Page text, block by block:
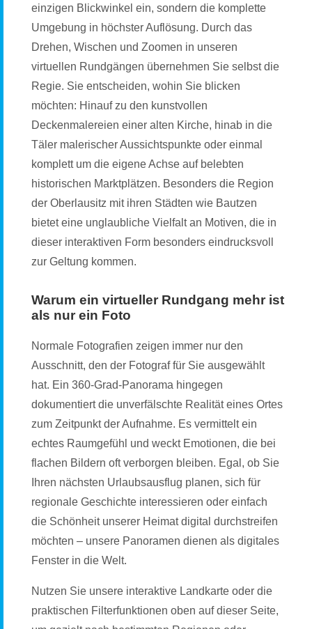
einzigen Blickwinkel ein, sondern die komplette
Umgebung in höchster Auflösung. Durch das
Drehen, Wischen und Zoomen in unseren
virtuellen Rundgängen übernehmen Sie selbst die
Regie. Sie entscheiden, wohin Sie blicken
möchten: Hinauf zu den kunstvollen
Deckenmalereien einer alten Kirche, hinab in die
Täler malerischer Aussichtspunkte oder einmal
komplett um die eigene Achse auf belebten
historischen Marktplätzen. Besonders die Region
der Oberlausitz mit ihren Städten wie Bautzen
bietet eine unglaubliche Vielfalt an Motiven, die in
dieser interaktiven Form besonders eindrucksvoll
zur Geltung kommen.
Warum ein virtueller Rundgang mehr ist
als nur ein Foto
Normale Fotografien zeigen immer nur den
Ausschnitt, den der Fotograf für Sie ausgewählt
hat. Ein 360-Grad-Panorama hingegen
dokumentiert die unverfälschte Realität eines Ortes
zum Zeitpunkt der Aufnahme. Es vermittelt ein
echtes Raumgefühl und weckt Emotionen, die bei
flachen Bildern oft verborgen bleiben. Egal, ob Sie
Ihren nächsten Urlaubsausflug planen, sich für
regionale Geschichte interessieren oder einfach
die Schönheit unserer Heimat digital durchstreifen
möchten – unsere Panoramen dienen als digitales
Fenster in die Welt.
Nutzen Sie unsere interaktive Landkarte oder die
praktischen Filterfunktionen oben auf dieser Seite,